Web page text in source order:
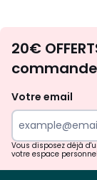
20€
Votre email
Vous disposez déjà
votre espace